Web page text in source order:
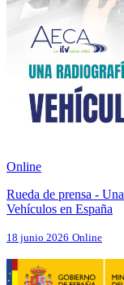
Online
Rueda de prensa -
Vehículos en España
18 junio 2026 Online